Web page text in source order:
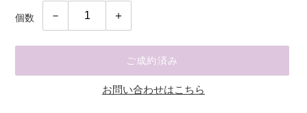
個数
ご成約済み
お問い合わせはこちら